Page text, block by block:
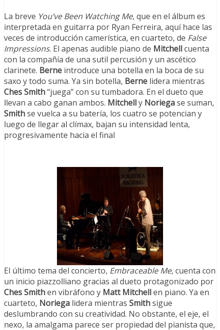
La breve You’ve Been Watching Me, que en el álbum es
interpretada en guitarra por Ryan Ferreira, aquí hace las
veces de introducción camerística, en cuarteto, de False
Impressions. El apenas audible piano de Mitchellcuenta
con la compañía de una sutil percusión y un ascético
clarinete. Berne introduce una botella en la boca de su
saxo y todo suma. Ya sin botella, Berne lidera mientras
Ches Smith“juega” con su tumbadora. En el dueto que
llevan a cabo ganan ambos. Mitchelly Noriegase suman,
Smithse vuelca a su batería, los cuatro se potencian y
luego de llegar al clímax, bajan su intensidad lenta,
progresivamente hacia el final
El último tema del concierto, Embraceable Me, cuenta con
un inicio piazzolliano gracias al dueto protagonizado por
Ches Smithen vibráfono y Matt Mitchellen piano. Ya en
cuarteto, Noriega lidera mientras Smithsigue
deslumbrando con su creatividad. No obstante, el eje, el
nexo, la amalgama parece ser propiedad del pianista que,